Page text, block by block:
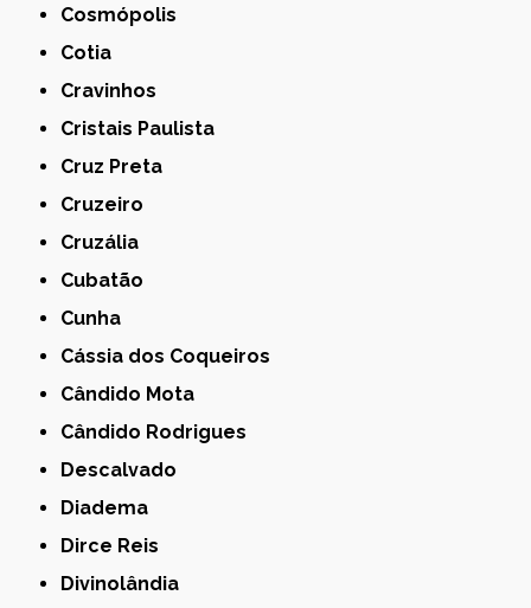
Cosmópolis
Cotia
Cravinhos
Cristais Paulista
Cruz Preta
Cruzeiro
Cruzália
Cubatão
Cunha
Cássia dos Coqueiros
Cândido Mota
Cândido Rodrigues
Descalvado
Diadema
Dirce Reis
Divinolândia